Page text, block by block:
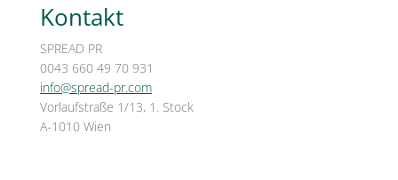
Kontakt
SPREAD PR
0043 660 49 70 931
info@spread-pr.com
Vorlaufstraße 1/13, 1. Stock
A-1010 Wien